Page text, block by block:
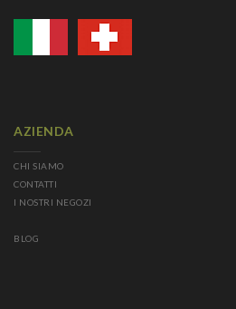
AZIENDA
CHI SIAMO
CONTATTI
I NOSTRI NEGOZI
BLOG